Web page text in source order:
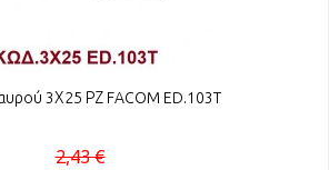
3Χ25 ΡΖ FACOM ED.103T
2,43 €